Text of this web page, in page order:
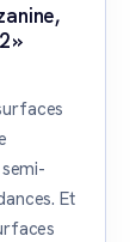
»
Et